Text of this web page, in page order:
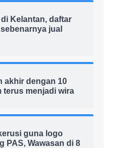
Kelantan, daftar
jual
akhir dengan 10
terus menjadi wira
guna logo
PAS, Wawasan di 8